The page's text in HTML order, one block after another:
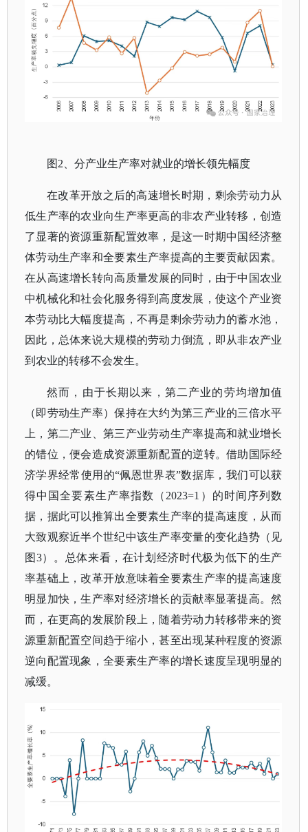
图2、分产业生产率对就业的增长领先幅度
在改革开放之后的高速增长时期，剩余劳动力从
低生产率的农业向生产率更高的非农产业转移，创造
了显著的资源重新配置效率，是这一时期中国经济整
体劳动生产率和全要素生产率提高的主要贡献因素。
在从高速增长转向高质量发展的同时，由于中国农业
中机械化和社会化服务得到高度发展，使这个产业资
本劳动比大幅度提高，不再是剩余劳动力的蓄水池，
因此，总体来说大规模的劳动力倒流，即从非农产业
到农业的转移不会发生。
然而，由于长期以来，第二产业的劳均增加值
（即劳动生产率）保持在大约为第三产业的三倍水平
上，第二产业、第三产业劳动生产率提高和就业增长
的错位，便会造成资源重新配置的逆转。借助国际经
济学界经常使用的“佩恩世界表”数据库，我们可以获
得中国全要素生产率指数（2023=1）的时间序列数
据，据此可以推算出全要素生产率的提高速度，从而
大致观察近半个世纪中该生产率变量的变化趋势（见
图3）。总体来看，在计划经济时代极为低下的生产
率基础上，改革开放意味着全要素生产率的提高速度
明显加快，生产率对经济增长的贡献率显著提高。然
而，在更高的发展阶段上，随着劳动力转移带来的资
源重新配置空间趋于缩小，甚至出现某种程度的资源
逆向配置现象，全要素生产率的增长速度呈现明显的
减缓。